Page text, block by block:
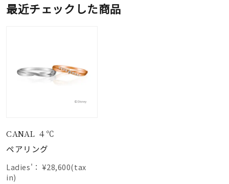
最近チェックした商品
CANAL ４℃
ペアリング
Ladies'： ¥28,600(tax
in)